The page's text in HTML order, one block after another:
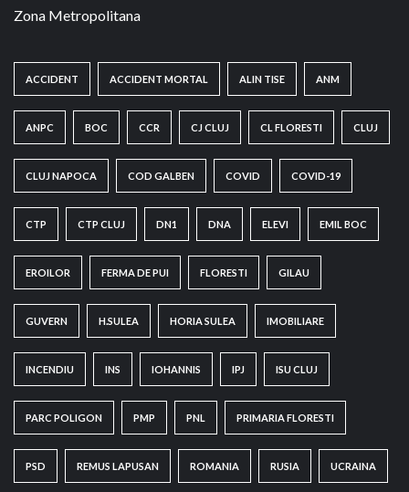
Zona Metropolitana
ACCIDENT ACCIDENT MORTAL ALIN TISE ANM
ANPC BOC CCR CJ CLUJ CL FLORESTI CLUJ
CLUJ NAPOCA COD GALBEN COVID COVID-19
CTP CTP CLUJ DN1 DNA ELEVI EMIL BOC
EROILOR FERMA DE PUI FLORESTI GILAU
GUVERN H.SULEA HORIA SULEA IMOBILIARE
INCENDIU INS IOHANNIS IPJ ISU CLUJ
PARC POLIGON PMP PNL PRIMARIA FLORESTI
PSD REMUS LAPUSAN ROMANIA RUSIA UCRAINA